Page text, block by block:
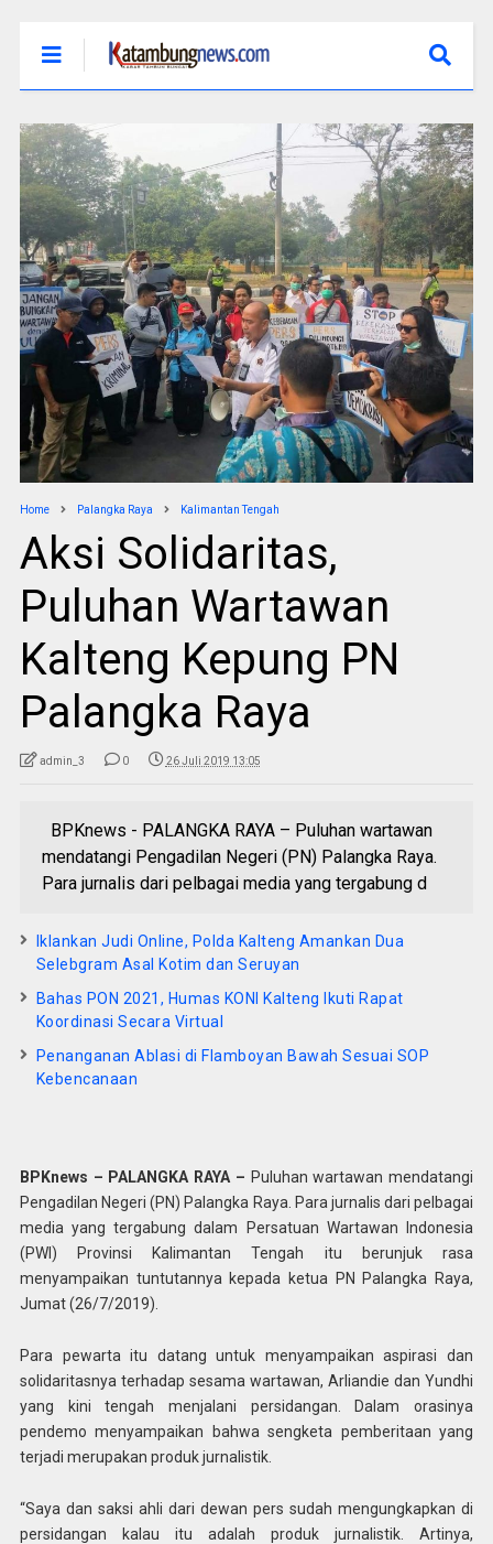
Home Palangka Raya Kalimantan Tengah
Aksi Solidaritas,
Puluhan Wartawan
Kalteng Kepung PN
Palangka Raya
admin_3 0 26 Juli 2019 13:05
BPKnews - PALANGKA RAYA – Puluhan wartawan
mendatangi Pengadilan Negeri (PN) Palangka Raya.
Para jurnalis dari pelbagai media yang tergabung d
Iklankan Judi Online, Polda Kalteng Amankan Dua
Selebgram Asal Kotim dan Seruyan
Bahas PON 2021, Humas KONI Kalteng Ikuti Rapat
Koordinasi Secara Virtual
Penanganan Ablasi di Flamboyan Bawah Sesuai SOP
Kebencanaan
BPKnews – PALANGKA RAYA – Puluhan wartawan mendatangi
Pengadilan Negeri (PN) Palangka Raya. Para jurnalis dari pelbagai
media yang tergabung dalam Persatuan Wartawan Indonesia
(PWI) Provinsi Kalimantan Tengah itu berunjuk rasa
menyampaikan tuntutannya kepada ketua PN Palangka Raya,
Jumat (26/7/2019).
Para pewarta itu datang untuk menyampaikan aspirasi dan
solidaritasnya terhadap sesama wartawan, Arliandie dan Yundhi
yang kini tengah menjalani persidangan. Dalam orasinya
pendemo menyampaikan bahwa sengketa pemberitaan yang
terjadi merupakan produk jurnalistik.
“Saya dan saksi ahli dari dewan pers sudah mengungkapkan di
persidangan kalau itu adalah produk jurnalistik. Artinya,